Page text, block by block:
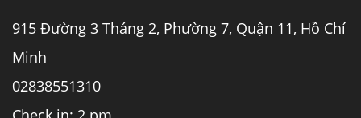
915 Đường 3 Tháng 2, Phường 7, Quận 11, Hồ Chí
Minh
02838551310